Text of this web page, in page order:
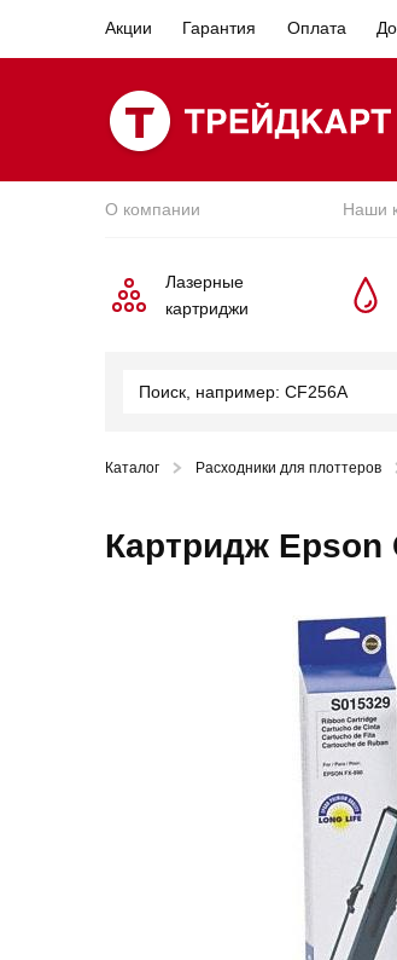
Акции Гарантия Оплата
О компании Наши
Лазерные
картриджи
Каталог Расходники для плоттеров
Картридж Epson